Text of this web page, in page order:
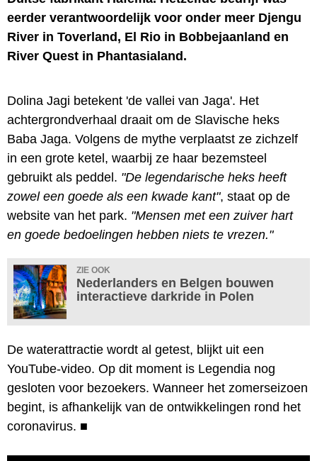
eerder verantwoordelijk voor onder meer Djengu
River in Toverland, El Rio in Bobbejaanland en
River Quest in Phantasialand.
Dolina Jagi betekent 'de vallei van Jaga'. Het
achtergrondverhaal draait om de Slavische heks
Baba Jaga. Volgens de mythe verplaatst ze zichzelf
in een grote ketel, waarbij ze haar bezemsteel
gebruikt als peddel. "De legendarische heks heeft
zowel een goede als een kwade kant", staat op de
website van het park. "Mensen met een zuiver hart
en goede bedoelingen hebben niets te vrezen."
ZIE OOK
Nederlanders en Belgen bouwen
interactieve darkride in Polen
De waterattractie wordt al getest, blijkt uit een
YouTube-video. Op dit moment is Legendia nog
gesloten voor bezoekers. Wanneer het zomerseizoen
begint, is afhankelijk van de ontwikkelingen rond het
coronavirus. ■